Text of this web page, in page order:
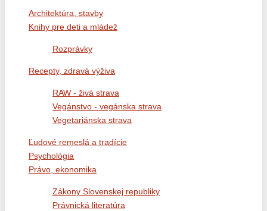
Architektúra, stavby
Knihy pre deti a mládež
Rozprávky
Recepty, zdravá výživa
RAW - živá strava
Vegánstvo - vegánska strava
Vegetariánska strava
Ľudové remeslá a tradície
Psychológia
Právo, ekonomika
Zákony Slovenskej republiky
Právnická literatúra